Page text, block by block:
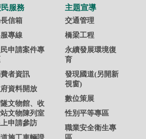
服務
信箱
專線
民申請案件專
者資訊
資料開放
文物館、收
文物陳列室
申請參訪
道施工車輛證
主題宣導
交通管理
橋梁工程
永續發展環境復
育
發現國道(另開新
視窗)
數位策展
性別平等專區
職業安全衛生專
區